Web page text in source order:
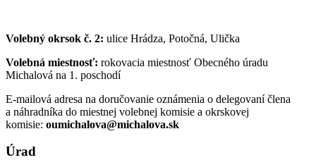
Volebný okrsok č. 2: ulice Hrádza, Potočná, Ulička
Volebná miestnosť: rokovacia miestnosť Obecného úradu
Michalová na 1. poschodí
E-mailová adresa na doručovanie oznámenia o delegovaní člena
a náhradníka do miestnej volebnej komisie a okrskovej
komisie: oumichalova@michalova.sk
Úrad